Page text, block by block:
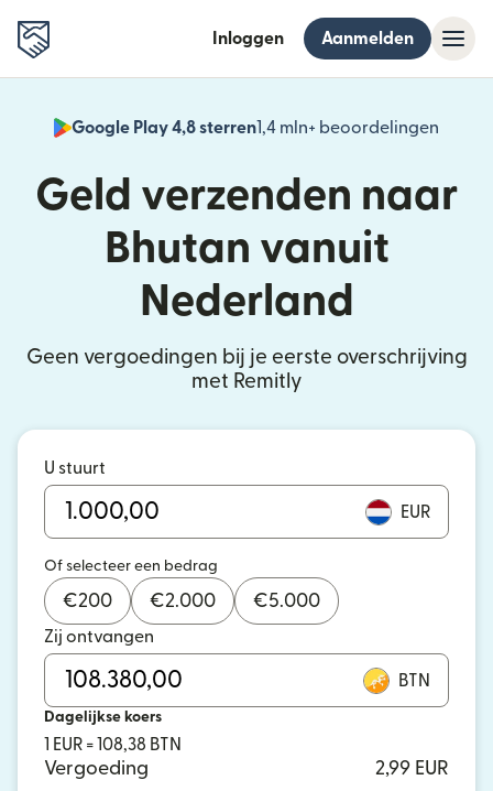
Inloggen Aanmelden
Google Play 4,8 sterren1,4 mln+ beoordelingen
Geld verzenden naar
Bhutan vanuit
Nederland
Geen vergoedingen bij je eerste overschrijving
met Remitly
U stuurt
EUR
Of selecteer een bedrag
€200 €2.000 €5.000
Zij ontvangen
BTN
Dagelijkse koers
1 EUR = 108,38 BTN
Vergoeding
2,99 EUR